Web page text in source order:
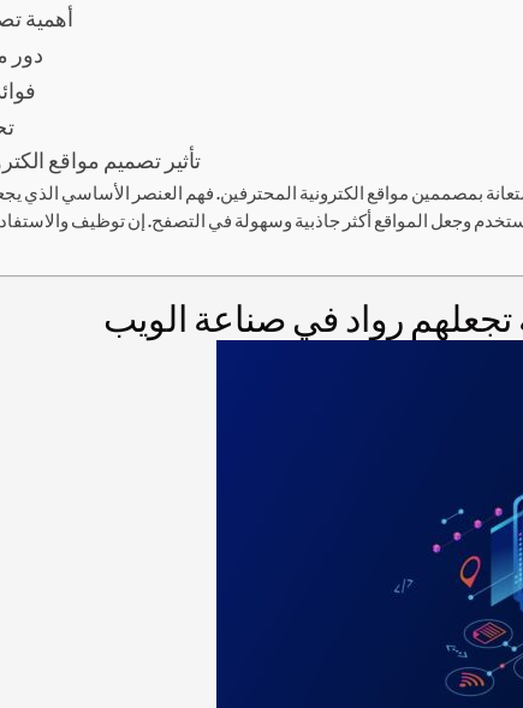
أهمية
دور
تأثير تصميم مواقع
بمصممين مواقع الكترونية المحترفين. فهم العنصر الأساسي الذي
وجعل المواقع أكثر جاذبية وسهولة في التصفح. إن توظيف
رواد في صناعة الويب